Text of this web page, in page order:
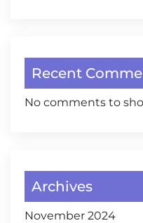
Recent
No comments to
Archives
November 2024